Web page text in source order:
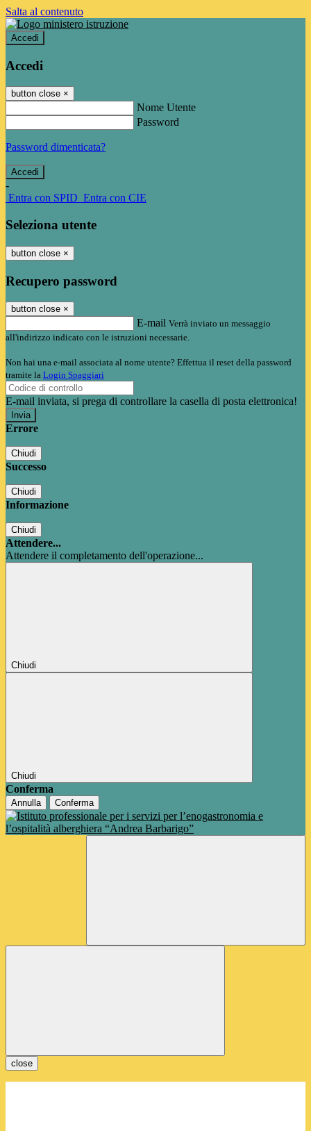
Salta al contenuto
Accedi
Accedi
button close ×
Nome Utente
Password
Password dimenticata?
-
Entra con SPID Entra con CIE
Seleziona utente
button close ×
Recupero password
button close ×
E-mail Verrà inviato un messaggio
all'indirizzo indicato con le istruzioni necessarie.
Non hai una e-mail associata al nome utente? Effettua il reset della password
tramite la Login Spaggiari
E-mail inviata, si prega di controllare la casella di posta elettronica!
Errore
Chiudi
Successo
Chiudi
Informazione
Chiudi
Attendere...
Attendere il completamento dell'operazione...
Chiudi
Chiudi
Conferma
Annulla Conferma
close